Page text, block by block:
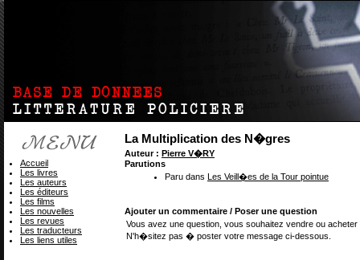
La Multiplication des N�gres
Auteur : Pierre V�RY
Parutions
Paru dans Les Veill�es de la Tour pointue
Ajouter un commentaire / Poser une question
Vous avez une question, vous souhaitez vendre ou
N'h�sitez pas � poster votre message ci-dessous.
Accueil
Les livres
Les auteurs
Les éditeurs
Les films
Les nouvelles
Les revues
Les traducteurs
Les liens utiles